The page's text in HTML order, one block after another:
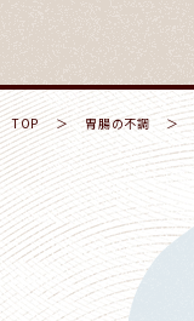
TOP ＞ 胃腸の不調 ＞